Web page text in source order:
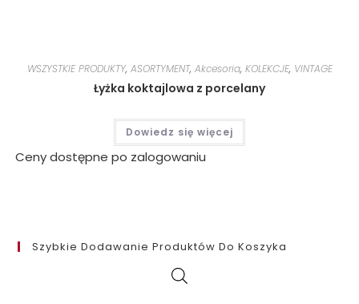
WSZYSTKIE PRODUKTY, ASORTYMENT, Akcesoria, KOLEKCJE, VINTAGE
Łyżka koktajlowa z porcelany
Dowiedz się więcej
Ceny dostępne po zalogowaniu
Szybkie Dodawanie Produktów Do Koszyka